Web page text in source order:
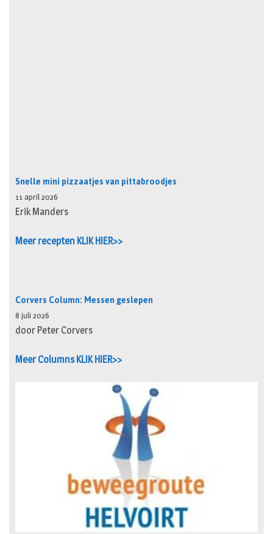
Snelle mini pizzaatjes van pittabroodjes
11 april 2026
Erik Manders
Meer recepten KLIK HIER>>
Corvers Column: Messen geslepen
8 juli 2026
door Peter Corvers
Meer Columns KLIK HIER>>